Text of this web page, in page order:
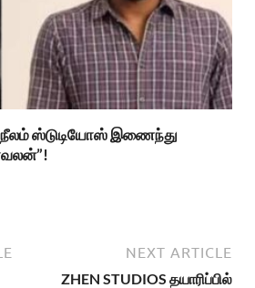
நீலம் ஸ்டுடியோஸ் இணைந்து
NEXT ARTICLE
ZHEN STUDIOS தயாரிப்பில்